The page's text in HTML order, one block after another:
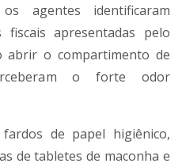
agentes identificaram
fiscais apresentadas pelo
abrir o compartimento de
o forte odor
de papel higiênico,
de tabletes de maconha e